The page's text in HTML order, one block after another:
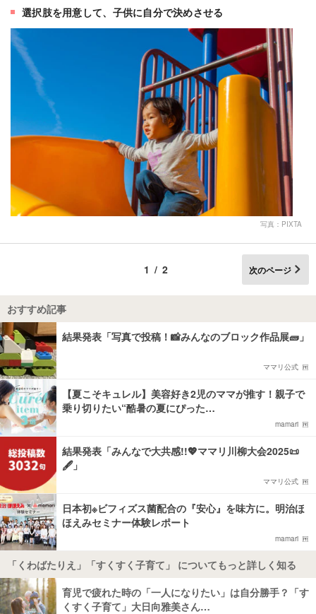
選択肢を用意して、子供に自分で決めさせる
写真：PIXTA
1/2 次のページ
おすすめ記事
結果発表「写真で投稿！📸みんなのブロック作品展🧱」
ママリ公式
【夏こそキュレル】美容好き2児のママが推す！親子で
乗り切りたい“酷暑の夏にぴった…
mamari
結果発表「みんなで大共感!!💖ママリ川柳大会2025📜
🖋️」
ママリ公式
日本初※ビフィズス菌配合の『安心』を味方に。明治ほ
ほえみセミナー体験レポート
mamari
「くわばたりえ」「すくすく子育て」 についてもっと詳しく知る
育児で疲れた時の「一人になりたい」は自分勝手？「す
くすく子育て」大日向雅美さん…